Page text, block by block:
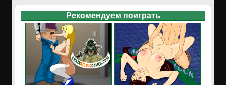
Рекомендуем поиграть